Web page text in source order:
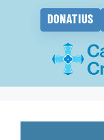
DONATIUS